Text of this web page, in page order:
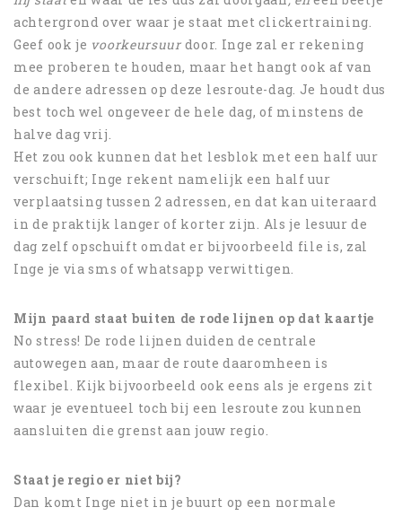
achtergrond over waar je staat met clickertraining.
Geef ook je voorkeursuurdoor. Inge zal er rekening
mee proberen te houden, maar het hangt ook af van
de andere adressen op deze lesroute-dag. Je houdt dus
best toch wel ongeveer de hele dag, of minstens de
halve dag vrij.
Het zou ook kunnen dat het lesblok met een half uur
verschuift; Inge rekent namelijk een half uur
verplaatsing tussen 2 adressen, en dat kan uiteraard
in de praktijk langer of korter zijn. Als je lesuur de
dag zelf opschuift omdat er bijvoorbeeld file is, zal
Inge je via sms of whatsapp verwittigen.
Mijn paard staat buiten de rode lijnen op dat kaartje
No stress! De rode lijnen duiden de centrale
autowegen aan, maar de route daaromheen is
flexibel. Kijk bijvoorbeeld ook eens als je ergens zit
waar je eventueel toch bij een lesroute zou kunnen
aansluiten die grenst aan jouw regio.
Staat je regio er niet bij?
Dan komt Inge niet in je buurt op een normale